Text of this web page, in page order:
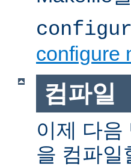
configure
컴파일
이제 다음
을 컴파일